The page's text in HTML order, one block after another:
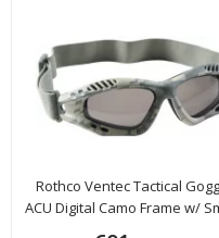
Rothco Ventec Tactical
ACU Digital Camo Frame w/